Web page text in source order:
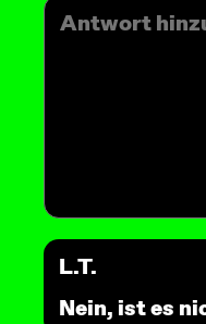
L.T.
Nein, ist es